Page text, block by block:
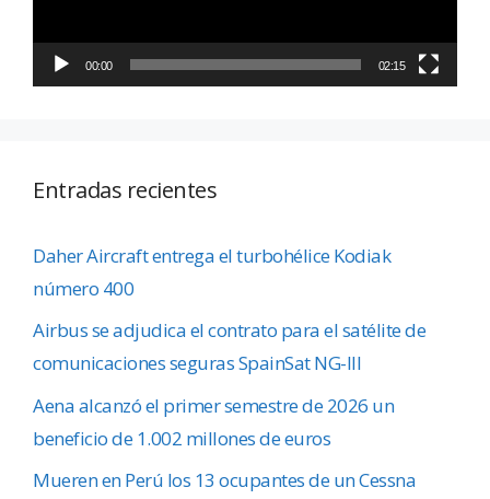
00:00 02:15
Entradas recientes
Daher Aircraft entrega el turbohélice Kodiak
número 400
Airbus se adjudica el contrato para el satélite de
comunicaciones seguras SpainSat NG-III
Aena alcanzó el primer semestre de 2026 un
beneficio de 1.002 millones de euros
Mueren en Perú los 13 ocupantes de un Cessna